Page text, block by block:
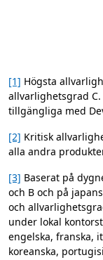
[1] Högsta
allvarlighetsgrad
tillgängliga med
[2] Kritisk
alla andra
[3] Baserat på
och B och på
och
under lokal
engelska, franska,
koreanska,